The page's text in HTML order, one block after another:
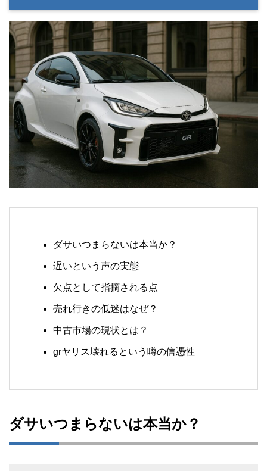
ダサいつまらないは本当か？
遅いという声の実態
欠点として指摘される点
売れ行きの低迷はなぜ？
中古市場の現状とは？
grヤリス壊れるという噂の信憑性
ダサいつまらないは本当か？